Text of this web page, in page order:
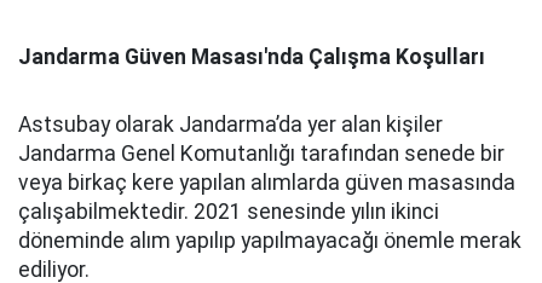
Jandarma Güven Masası'nda Çalışma Koşulları
Astsubay olarak Jandarma’da yer alan kişiler
Jandarma Genel Komutanlığı tarafından senede bir
veya birkaç kere yapılan alımlarda güven masasında
çalışabilmektedir. 2021 senesinde yılın ikinci
döneminde alım yapılıp yapılmayacağı önemle merak
ediliyor.